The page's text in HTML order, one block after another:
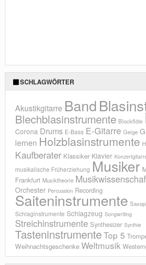
SCHLAGWÖRTER
Akustikgitarre Band
Blechblasinstrumente Blockflöte
Corona Drums E-Bass E-Gitarre Geige
lernen Holzblasinstrumente
Kaufberater Klassiker Klavier
musikalische Früherziehung Musiker
Frankfurt Musiktheorie
Orchester Percussion Recording
Saiteninstrumente
Schlaginstrumente Schlagzeug Songwriting
Streichinstrumente Synthesizer Synthie
TasteninstrumenteTop 5
Weihnachtsgeschenke Weltmusik